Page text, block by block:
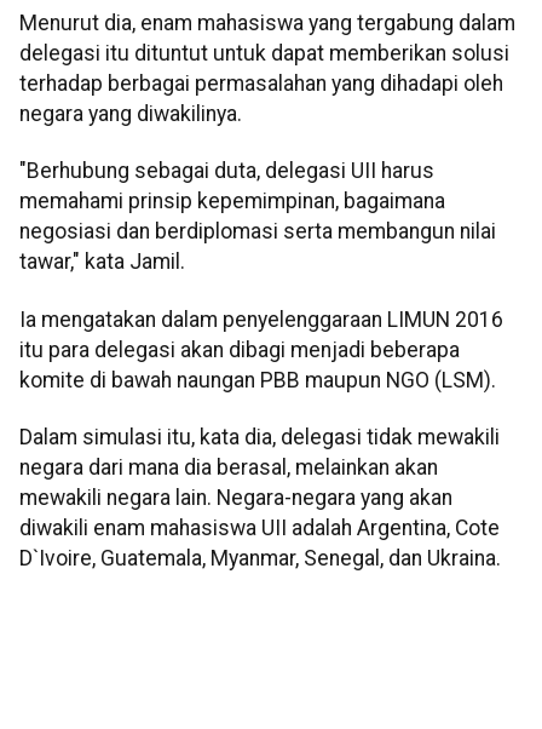
Menurut dia, enam mahasiswa yang tergabung dalam
delegasi itu dituntut untuk dapat memberikan solusi
terhadap berbagai permasalahan yang dihadapi oleh
negara yang diwakilinya.
"Berhubung sebagai duta, delegasi UII harus
memahami prinsip kepemimpinan, bagaimana
negosiasi dan berdiplomasi serta membangun nilai
tawar," kata Jamil.
Ia mengatakan dalam penyelenggaraan LIMUN 2016
itu para delegasi akan dibagi menjadi beberapa
komite di bawah naungan PBB maupun NGO (LSM).
Dalam simulasi itu, kata dia, delegasi tidak mewakili
negara dari mana dia berasal, melainkan akan
mewakili negara lain. Negara-negara yang akan
diwakili enam mahasiswa UII adalah Argentina, Cote
D`Ivoire, Guatemala, Myanmar, Senegal, dan Ukraina.